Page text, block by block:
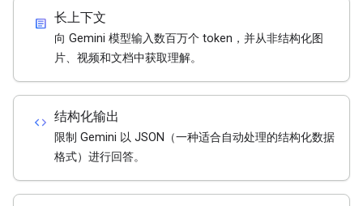
article 长上下文
向 Gemini 模型输入数百万个 token，并从非结构化图
片、视频和文档中获取理解。
code 结构化输出
限制 Gemini 以 JSON（一种适合自动处理的结构化数据
格式）进行回答。